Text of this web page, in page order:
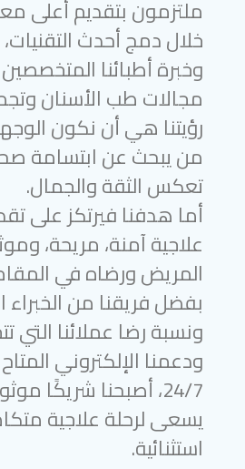
ملتزمون بتقديم أعلى
خلال دمج أحدث
وخبرة أطبائنا
مجالات طب الأسنان
رؤيتنا هي أن نكون
من يبحث عن ابتسامة
تعكس الثقة والجمال.
أما هدفنا فيرتكز على
علاجية آمنة، مريحة،
المريض ورضاه في
بفضل فريقنا من الخبراء
ودعمنا الإلكتروني
24/7، أصبحنا شريكًا
يسعى لرحلة علاجية
استثنائية.